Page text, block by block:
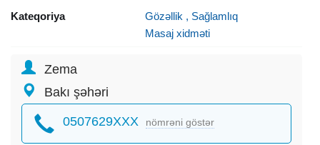
Kateqoriya
Gözəllik , Sağlamlıq
Masaj xidməti
Zema
Bakı şəhəri
0507629XXX nömrəni göstər